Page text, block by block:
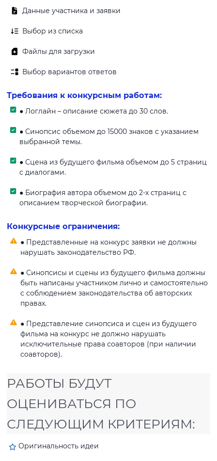
Данные участника и заявки
Выбор из списка
Файлы для загрузки
Выбор вариантов ответов
Требования к конкурсным работам:
● Логлайн – описание сюжета до 30 слов.
● Синопсис объемом до 15000 знаков с указанием
выбранной темы.
● Сцена из будущего фильма объемом до 5 страниц
с диалогами.
● Биография автора объемом до 2-х страниц с
описанием творческой биографии.
Конкурсные ограничения:
● Представленные на конкурс заявки не должны
нарушать законодательство РФ.
● Синопсисы и сцены из будущего фильма должны
быть написаны участником лично и самостоятельно
с соблюдением законодательства об авторских
правах.
● Представление синопсиса и сцен из будущего
фильма на конкурс не должно нарушать
исключительные права соавторов (при наличии
соавторов).
РАБОТЫ БУДУТ
ОЦЕНИВАТЬСЯ ПО
СЛЕДУЮЩИМ КРИТЕРИЯМ:
Оригинальность идеи